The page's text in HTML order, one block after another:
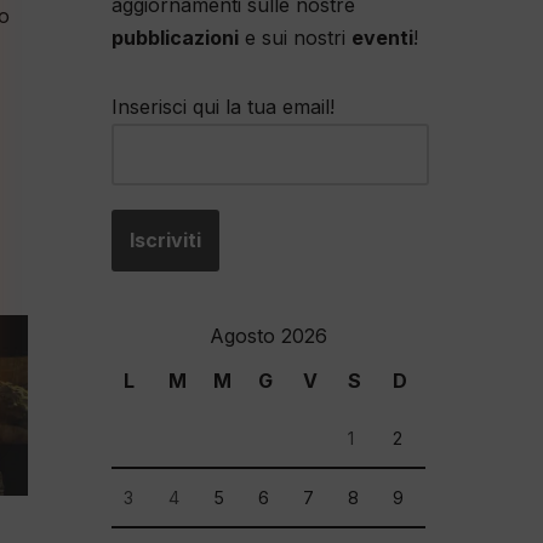
pubblicazionie sui nostri eventi!
Inserisci qui la tua email!
Agosto 2026
L
M M G V S D
1 2
3 4 5 6 7 8 9